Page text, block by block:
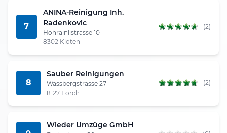
7
ANINA-Reinigung Inh.
Radenkovic
Hohrainlistrasse 10
8302 Kloten
(2)
8
Sauber Reinigungen
Wassbergstrasse 27
8127 Forch
(2)
Wieder Umzüge GmbH